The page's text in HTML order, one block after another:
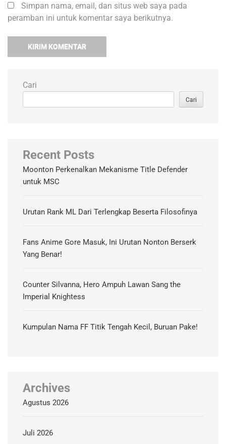
Simpan nama, email, dan situs web saya pada
peramban ini untuk komentar saya berikutnya.
Cari
Cari
Recent Posts
Moonton Perkenalkan Mekanisme Title Defender
untuk MSC
Urutan Rank ML Dari Terlengkap Beserta Filosofinya
Fans Anime Gore Masuk, Ini Urutan Nonton Berserk
Yang Benar!
Counter Silvanna, Hero Ampuh Lawan Sang the
Imperial Knightess
Kumpulan Nama FF Titik Tengah Kecil, Buruan Pake!
Archives
Agustus 2026
Juli 2026